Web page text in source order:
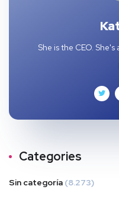
She is the CEO.
Categories
Sin categoría (8.273)